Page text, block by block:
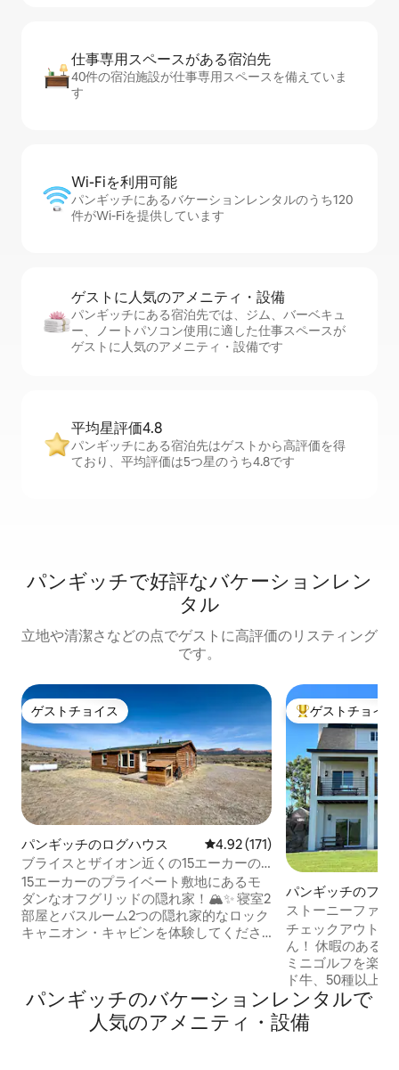
仕事専用ス⁠ペ⁠ー⁠スがあ⁠る宿⁠泊⁠先
40件の宿泊施設が仕事専用スペースを備えていま
す
Wi-Fiを利⁠用⁠可⁠能
パンギッチにあるバケーションレンタルのうち120
件がWi-Fiを提供しています
ゲストに人⁠気⁠のア⁠メ⁠ニ⁠テ⁠ィ・設⁠備
パンギッチにある宿泊先では、ジム、バーベキュ
ー、ノートパソコン使用に適した仕事スペースが
ゲストに人気のアメニティ・設備です
平均星評価4.8
パンギッチにある宿泊先はゲストから高評価を得
ており、平均評価は5つ星のうち4.8です
パンギッチで好評なバケーションレン
タル
立地や清潔さなどの点でゲストに高評価のリスティング
です。
ゲストチョイス
ゲストチョイス
パンギッチのログハウス レビュー171件、5つ星中4.92つ
4.92 (171)
ブライスとザイオン近くの15エーカーの
渓谷にあるオフグリッドのログハウス
15エーカーのプライベート敷地にあるモ
ダンなオフグリッドの隠れ家！🏔️✨ 寝室2
部屋とバスルーム2つの隠れ家的なロック
キャニオン・キャビンを体験してくださ
ートテレビ、クリーンな太陽光発電。リ
モートワークや映画鑑賞の夜に最適で
大好評のゲスト
ゲストチョイス
パンギッチのファ
イ
ストーニーファー
ウス（専用露天風
チェックアウトの
ん！ 休暇のあるべき姿
ミニゴルフを楽し
ド牛、50種以上
い。 絵に描いたような美しい農場にあ
る、当社のラグジ
つをお楽しみくだ
パンギッチのバケーションレンタルで
人気のアメニティ・設備